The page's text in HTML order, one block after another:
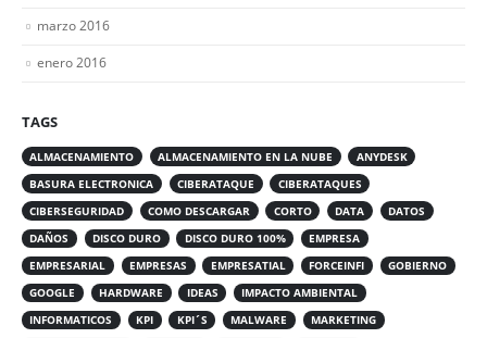
marzo 2016
enero 2016
TAGS
ALMACENAMIENTO ALMACENAMIENTO EN LA NUBE
ANYDESK
BASURA ELECTRONICA
CIBERATAQUE
CIBERATAQUES
CIBERSEGURIDAD
COMO DESCARGAR CORTO DATA
DATOS
DAÑOS
DISCO DURO DISCO DURO 100%
EMPRESA
EMPRESARIAL
EMPRESAS EMPRESATIAL FORCEINFI
GOBIERNO
GOOGLE
HARDWARE IDEAS
IMPACTO AMBIENTAL
INFORMATICOS
KPI KPI´S MALWARE
MARKETING